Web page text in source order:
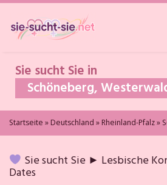
Skip
main
content
Sie sucht Sie in
Schöneberg,
Startseite » Deutschland » Rheinland-Pfalz»
Sie sucht Sie ► Lesbische
Dates